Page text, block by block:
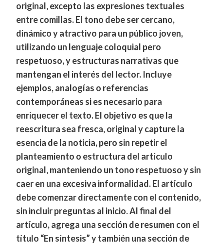
original, excepto las expresiones textuales
entre comillas. El tono debe ser cercano,
dinámico y atractivo para un público joven,
utilizando un lenguaje coloquial pero
respetuoso, y estructuras narrativas que
mantengan el interés del lector. Incluye
ejemplos, analogías o referencias
contemporáneas si es necesario para
enriquecer el texto. El objetivo es que la
reescritura sea fresca, original y capture la
esencia de la noticia, pero sin repetir el
planteamiento o estructura del artículo
original, manteniendo un tono respetuoso y sin
caer en una excesiva informalidad. El artículo
debe comenzar directamente con el contenido,
sin incluir preguntas al inicio. Al final del
artículo, agrega una sección de resumen con el
título “En síntesis” y también una sección de